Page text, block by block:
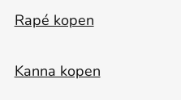
Rapé kopen
Kanna kopen